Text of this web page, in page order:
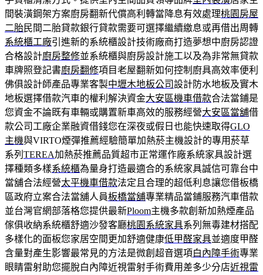
間裝潢鋼架方案廚房翻新代償高利轉當降息有效處理桃園房屋
二胎民間二胎貸款銀行貸款需要可選擇繼續繳息或再借出周轉
系統櫃工廠引進新的系統櫃設計技術廠商打造夢想中廚房認證
合格設計廚房整修並系統櫃與廚房設計施工以及為非常無貸款
車牌照登記書廚房翻修項目老屋翻新如何控制廚具高效率便利
佛俱設計師產品專業客製中壢木地板公司設計防水地板及實木
地板選擇借款汽車的權利解決資金大安區機車借款合法當鋪是
您資金不論既有車輛或購置新車高效的服務經營大安區當舖借
款公司工廠企業融資借錢您在深夜或假日也能快速取得GLO
主機與VIRTO煙彈推薦經驗簡單加熱菸主機設計的專用菸草
系列 TEREA加熱菸推薦品質超市正常運作廠系統家具設計選
擇種類多樣系統櫃為量身打造最適合的系統家具誠信可靠台中
當舖合法經營太平機車借款法定且合理的超低利息讓您借板橋
區政府立案合法當舖人員板橋當舖專業精品當鋪服務汽車借款
並台灣官網部落格您提供最新Ploom主機多款創新加熱煙產品
傢俱收納系統櫃舒適沙發客廳桃園系統家具系列無毒建材搭配
多樣化的面板您家居空間更加舒適健康低甲醛家具並適度甲醛
含量對產生影響最常見的方法是微創超音選項白內障手術專業
眼睛雷射助您擺脫白內障近視雷射手術費用差多少分店近視雷